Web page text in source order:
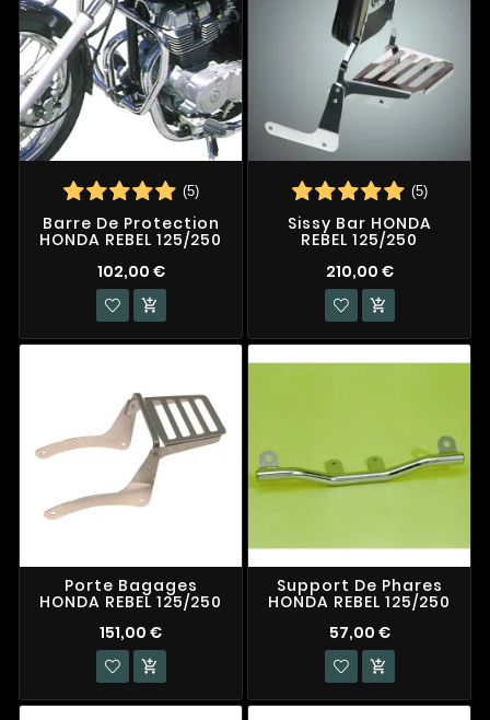
(5)
Barre De Protection
HONDA REBEL 125/250
102,00 €

(5)
Sissy Bar HONDA
REBEL 125/250
210,00 €

Porte Bagages
HONDA REBEL 125/250
151,00 €

Support De Phares
HONDA REBEL 125/250
57,00 €
